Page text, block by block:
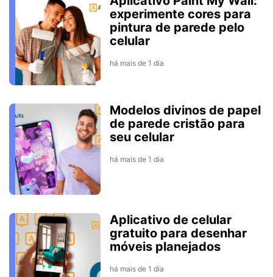
experimente cores para
pintura de parede pelo
celular
há mais de 1 dia
Modelos divinos de papel
de parede cristão para
seu celular
há mais de 1 dia
Aplicativo de celular
gratuito para desenhar
móveis planejados
há mais de 1 dia